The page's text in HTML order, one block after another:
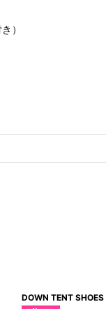
）
DOWN TENT SHOES